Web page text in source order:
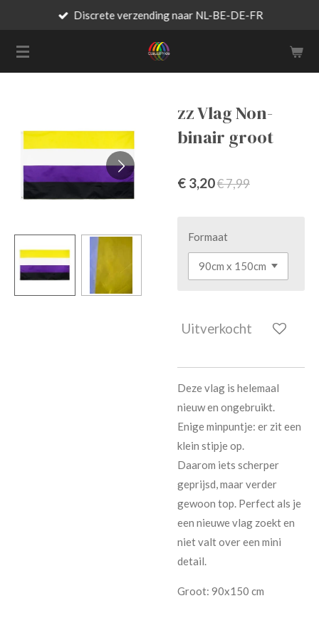
naar
de
Discrete verzending naar NL-BE-DE-FR
zz Vlag Non-
binair groot
€ 3,20€ 7,99
Formaat
Uitverkocht
Deze vlag is helemaal
nieuw en ongebruikt.
Enige minpuntje: er zit een
klein stipje op.
Daarom iets scherper
geprijsd, maar verder
gewoon top. Perfect als je
een nieuwe vlag zoekt en
niet valt over een mini
detail.
Groot: 90x150 cm